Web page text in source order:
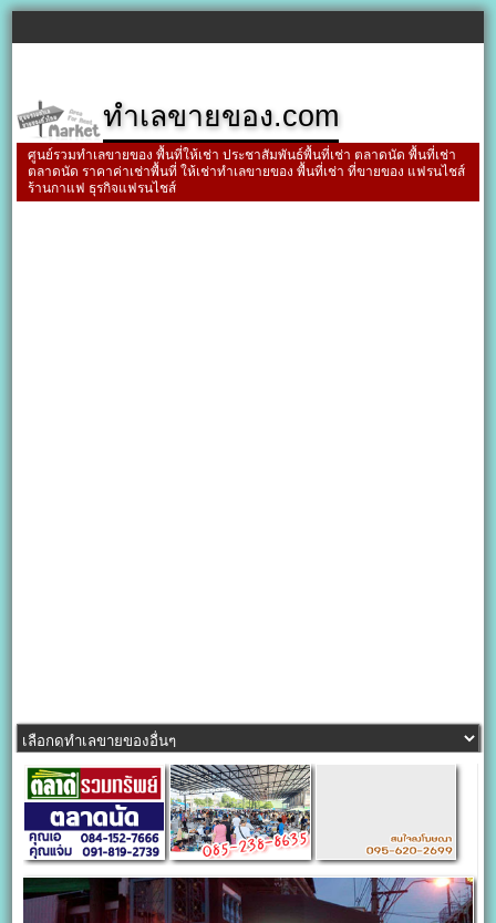
ทำเลขายของ.com
ศูนย์รวมทำเลขายของ พื้นที่ให้เช่า ประชาสัมพันธ์พื้นที่เช่า ตลาดนัด พื้นที่เช่า
ตลาดนัด ราคาค่าเช่าพื้นที่ ให้เช่าทำเลขายของ พื้นที่เช่า ที่ขายของ แฟรนไชส์
ร้านกาแฟ ธุรกิจแฟรนไชส์